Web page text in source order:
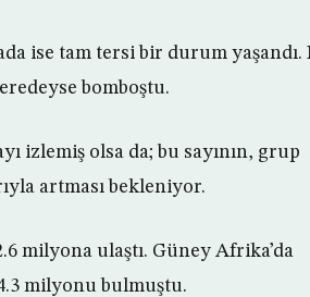
ise tam tersi bir durum yaşandı.
bomboştu.
izlemiş olsa da; bu sayının, grup
artması bekleniyor.
milyona ulaştı. Güney Afrika’da
milyonu bulmuştu.